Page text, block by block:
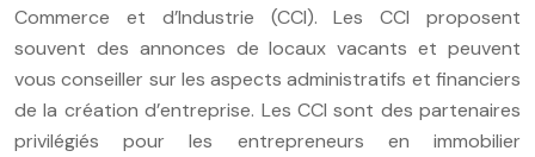
Commerce et d’Industrie (CCI). Les CCI proposent
souvent des annonces de locaux vacants et peuvent
vous conseiller sur les aspects administratifs et financiers
de la création d’entreprise. Les CCI sont des partenaires
privilégiés pour les entrepreneurs en immobilier